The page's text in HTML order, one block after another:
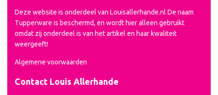
Deze website is onderdeel van Louisallerhande.nl De naam
Tupperware is beschermd, en wordt hier alleen gebruikt
omdat zij onderdeel is van het artikel en haar kwaliteit
weergeeft!
Algemene voorwaarden
Contact Louis Allerhande